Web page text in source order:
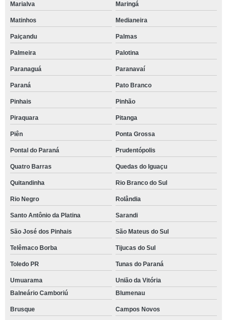
Marialva Maringá
Matinhos Medianeira
Paiçandu Palmas
Palmeira Palotina
Paranaguá Paranavaí
Paraná Pato Branco
Pinhais Pinhão
Piraquara Pitanga
Piên Ponta Grossa
Pontal do Paraná Prudentópolis
Quatro Barras Quedas do Iguaçu
Quitandinha Rio Branco do Sul
Rio Negro Rolândia
Santo Antônio da Platina Sarandi
São José dos Pinhais São Mateus do Sul
Telêmaco Borba Tijucas do Sul
Toledo PR Tunas do Paraná
Umuarama
União da Vitória
Balneário Camboriú
Blumenau
Brusque Campos Novos